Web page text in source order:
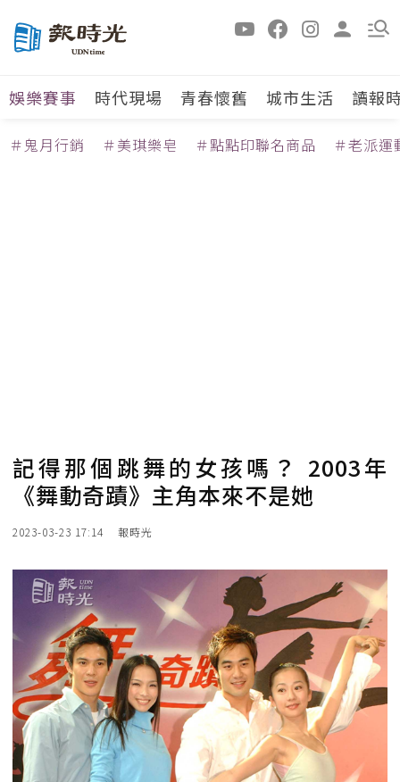
娛樂賽事 時代現場 青春懷舊 城市生活 讀報
＃鬼月行銷 ＃美琪樂皂 ＃點點印聯名商品 ＃老派運
記得那個跳舞的女孩嗎？ 2003年
《舞動奇蹟》主角本來不是她
2023-03-23 17:14 報時光